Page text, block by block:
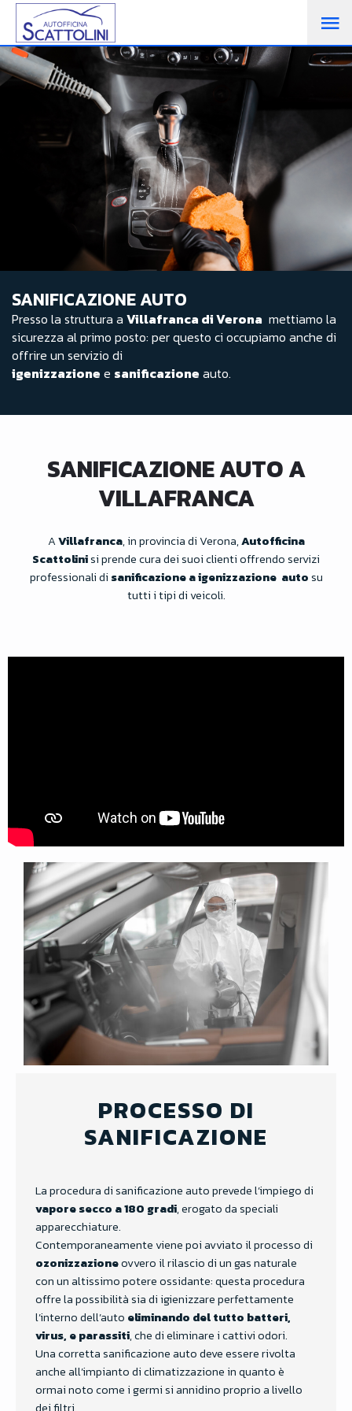
SANIFICAZIONE AUTO​
Presso la struttura a Villafranca di Verona mettiamo la
sicurezza al primo posto: per questo ci occupiamo anche di
offrire un servizio di
igenizzazione e sanificazione auto.
SANIFICAZIONE AUTO A
VILLAFRANCA
AVillafranca, in provincia di Verona,Autofficina
Scattolinisi prende cura dei suoi clienti offrendo servizi
professionali di sanificazione a igenizzazione autosu
tutti i tipi di veicoli.
PROCESSO DI
SANIFICAZIONE
La procedura di sanificazione auto prevede l’impiego di
vapore secco a 180 gradi, erogato da speciali
apparecchiature.
Contemporaneamente viene poi avviato il processo di
ozonizzazioneovvero il rilascio di un gas naturale
con un altissimo potere ossidante: questa procedura
offre la possibilità sia di igienizzare perfettamente
l’interno dell’auto eliminando del tutto batteri,
virus, e parassiti, che di eliminare i cattivi odori.
Una corretta sanificazione auto deve essere rivolta
anche all’impianto di climatizzazione in quanto è
ormai noto come i germi si annidino proprio a livello